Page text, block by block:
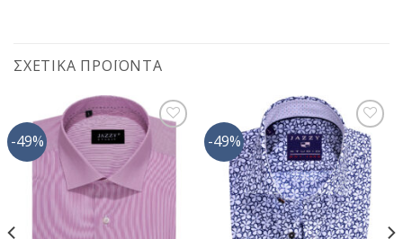
ΣΧΕΤΙΚΆ ΠΡΟΪΌΝΤΑ
-49%
Προσθήκη
στη Λίστα
Επιθυμίας
-49%
Προσθήκη
στη Λίστα
Επιθυμίας